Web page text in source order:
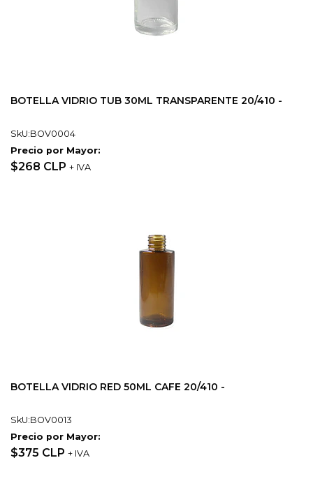
BOTELLA VIDRIO TUB 30ML TRANSPARENTE 20/410 -
SkU:BOV0004
Precio por Mayor:
$268 CLP + IVA
BOTELLA VIDRIO RED 50ML CAFE 20/410 -
SkU:BOV0013
Precio por Mayor:
$375 CLP + IVA